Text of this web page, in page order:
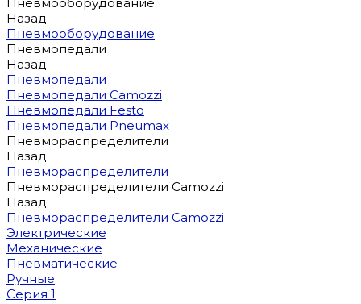
Назад
Пневмооборудование
Пневмопедали
Назад
Пневмопедали
Пневмопедали Camozzi
Пневмопедали Festo
Пневмопедали Pneumax
Пневмораспределители
Назад
Пневмораспределители
Пневмораспределители Camozzi
Назад
Пневмораспределители Camozzi
Электрические
Механические
Пневматические
Ручные
Серия 1